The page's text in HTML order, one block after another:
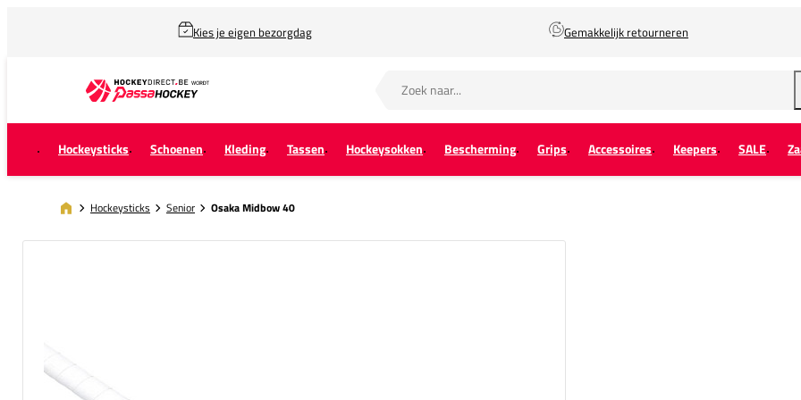
Kies je eigen bezorgdag Gemakkelijk retourneren
Hockeysticks Schoenen Kleding Tassen Hockeysokken Bescherming Grips Accessoires Keepers SALE
Hockeysticks Senior Osaka Midbow 40